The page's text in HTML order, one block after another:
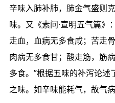
辛味入肺补肺，肺金气盛则
味。又《素问·宣明五气篇》
走血，血病无多食咸；苦走
肉病无多食甘；酸走筋，筋
多食。”根据五味的补泻论
之味。如辛味能耗气，故气